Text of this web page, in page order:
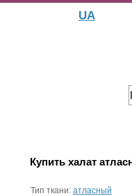
UA
Купить халат
Тип ткани: атласный